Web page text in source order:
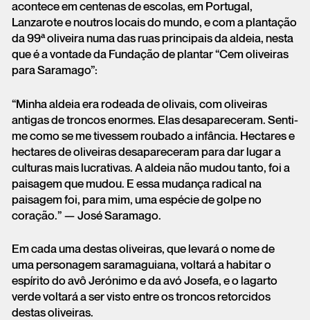
acontece em centenas de escolas, em Portugal,
Lanzarote e noutros locais do mundo, e com a plantação
da 99ª oliveira numa das ruas principais da aldeia, nesta
que é a vontade da Fundação de plantar “Cem oliveiras
para Saramago”:
“Minha aldeia era rodeada de olivais, com oliveiras
antigas de troncos enormes. Elas desapareceram. Senti-
me como se me tivessem roubado a infância. Hectares e
hectares de oliveiras desapareceram para dar lugar a
culturas mais lucrativas. A aldeia não mudou tanto, foi a
paisagem que mudou. E essa mudança radical na
paisagem foi, para mim, uma espécie de golpe no
coração.” — José Saramago.
Em cada uma destas oliveiras, que levará o nome de
uma personagem saramaguiana, voltará a habitar o
espírito do avô Jerónimo e da avó Josefa, e o lagarto
verde voltará a ser visto entre os troncos retorcidos
destas oliveiras.